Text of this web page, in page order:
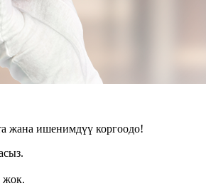
жана ишенимдүү коргоодо!
жок.